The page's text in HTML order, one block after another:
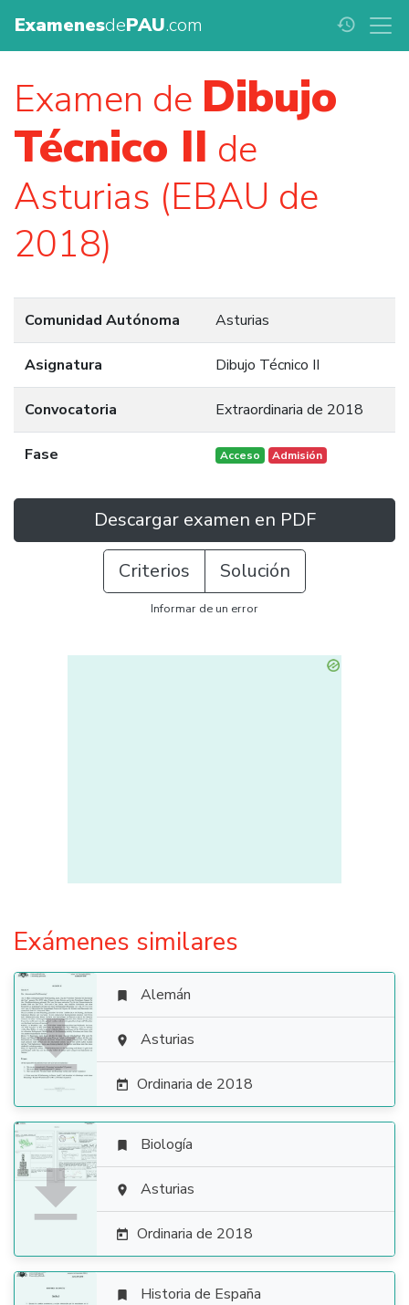
ExamenesdePAU.com history
Examen de Dibujo
Técnico II de
Asturias (EBAU de
2018)
Comunidad Autónoma Asturias
Asignatura Dibujo Técnico II
Convocatoria Extraordinaria de 2018
Fase Acceso Admisión
Descargar examen en PDF
Criterios Solución
Informar de un error
Exámenes similares

 Alemán
 Asturias
 Ordinaria de 2018

 Biología
 Asturias
 Ordinaria de 2018
 Historia de España